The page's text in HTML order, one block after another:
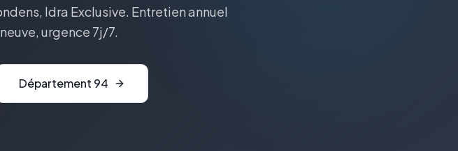
Idra Exclusive. Entretien annuel
urgence 7j/7.
Département 94